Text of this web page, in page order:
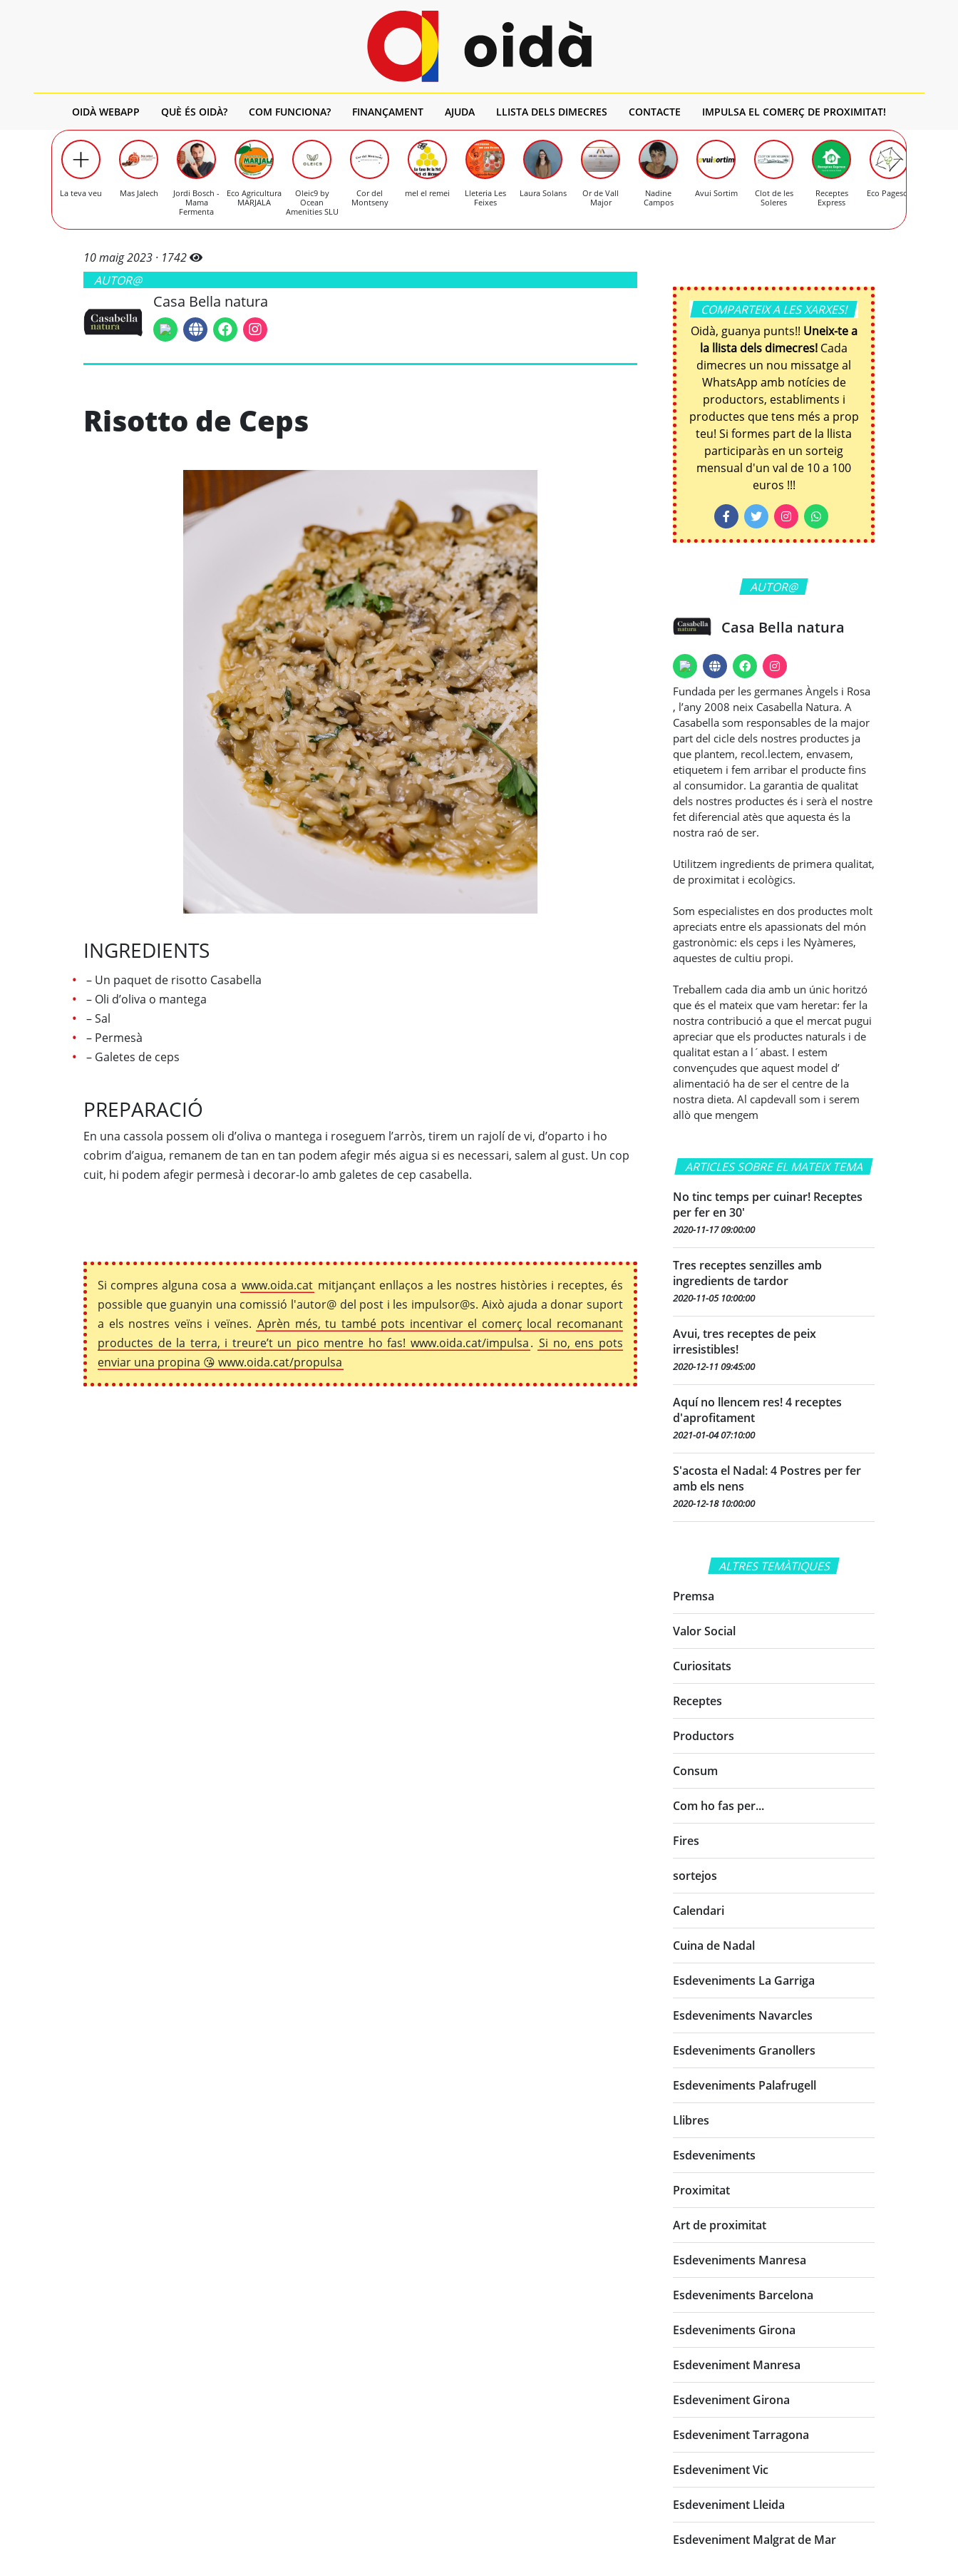
OIDÀ WEBAPP QUÈ ÉS OIDÀ? COM FUNCIONA? FINANÇAMENT AJUDA LLISTA DELS DIMECRES CONTACTE IMPULSA EL COMERÇ DE PROXIMITAT!
La teva veu Mas Jalech
Jordi Bosch -
Mama
Fermenta
Eco Agricultura
MARJALA
Oleic9 by
Ocean
Amenities SLU
Cor del
Montseny
mel el remei
Lleteria Les
Feixes
Laura Solans
Or de Vall
Major
Nadine
Campos
Avui Sortim
Clot de les
Soleres
Receptes
Express
Eco Pagesos
10 maig 2023 · 1742
AUTOR@
Casa Bella natura
Risotto de Ceps
INGREDIENTS
– Un paquet de risotto Casabella
– Oli d’oliva o mantega
– Sal
– Permesà
– Galetes de ceps
PREPARACIÓ
En una cassola possem oli d’oliva o mantega i roseguem l’arròs, tirem un rajolí de vi, d’oparto i ho
cobrim d’aigua, remanem de tan en tan podem afegir més aigua si es necessari, salem al gust. Un cop
cuit, hi podem afegir permesà i decorar-lo amb galetes de cep casabella.
Si compres alguna cosa a www.oida.cat mitjançant enllaços a les nostres històries i receptes, és
possible que guanyin una comissió l'autor@ del post i les impulsor@s. Això ajuda a donar suport
a els nostres veïns i veïnes. Aprèn més, tu també pots incentivar el comerç local recomanant
productes de la terra, i treure’t un pico mentre ho fas! www.oida.cat/impulsa. Si no, ens pots
enviar una propina 😘 www.oida.cat/propulsa
COMPARTEIX A LES XARXES!
Oidà, guanya punts!! Uneix-te a
la llista dels dimecres! Cada
dimecres un nou missatge al
WhatsApp amb notícies de
productors, establiments i
productes que tens més a prop
teu! Si formes part de la llista
participaràs en un sorteig
mensual d'un val de 10 a 100
euros !!!
AUTOR@
Casa Bella natura
Fundada per les germanes Àngels i Rosa
, l’any 2008 neix Casabella Natura. A
Casabella som responsables de la major
part del cicle dels nostres productes ja
que plantem, recol.lectem, envasem,
etiquetem i fem arribar el producte fins
al consumidor. La garantia de qualitat
dels nostres productes és i serà el nostre
fet diferencial atès que aquesta és la
nostra raó de ser.
Utilitzem ingredients de primera qualitat,
de proximitat i ecològics.
Som especialistes en dos productes molt
apreciats entre els apassionats del món
gastronòmic: els ceps i les Nyàmeres,
aquestes de cultiu propi.
Treballem cada dia amb un únic horitzó
que és el mateix que vam heretar: fer la
nostra contribució a que el mercat pugui
apreciar que els productes naturals i de
qualitat estan a l´abast. I estem
convençudes que aquest model d’
alimentació ha de ser el centre de la
nostra dieta. Al capdevall som i serem
allò que mengem
ARTICLES SOBRE EL MATEIX TEMA
No tinc temps per cuinar! Receptes
per fer en 30'
2020-11-17 09:00:00
Tres receptes senzilles amb
ingredients de tardor
2020-11-05 10:00:00
Avui, tres receptes de peix
irresistibles!
2020-12-11 09:45:00
Aquí no llencem res! 4 receptes
d'aprofitament
2021-01-04 07:10:00
S'acosta el Nadal: 4 Postres per fer
amb els nens
2020-12-18 10:00:00
ALTRES TEMÀTIQUES
Premsa
Valor Social
Curiositats
Receptes
Productors
Consum
Com ho fas per...
Fires
sortejos
Calendari
Cuina de Nadal
Esdeveniments La Garriga
Esdeveniments Navarcles
Esdeveniments Granollers
Esdeveniments Palafrugell
Llibres
Esdeveniments
Proximitat
Art de proximitat
Esdeveniments Manresa
Esdeveniments Barcelona
Esdeveniments Girona
Esdeveniment Manresa
Esdeveniment Girona
Esdeveniment Tarragona
Esdeveniment Vic
Esdeveniment Lleida
Esdeveniment Malgrat de Mar